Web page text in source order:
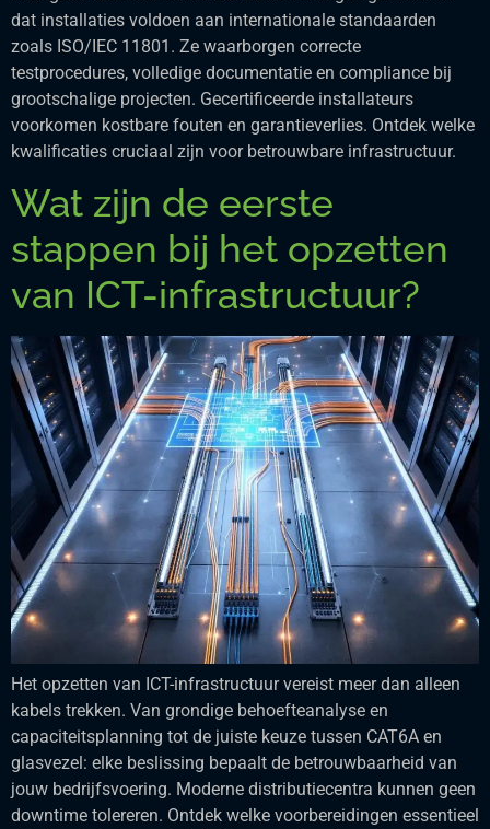
dat installaties voldoen aan internationale standaarden
zoals ISO/IEC 11801. Ze waarborgen correcte
testprocedures, volledige documentatie en compliance bij
grootschalige projecten. Gecertificeerde installateurs
voorkomen kostbare fouten en garantieverlies. Ontdek welke
kwalificaties cruciaal zijn voor betrouwbare infrastructuur.
Wat zijn de eerste
stappen bij het opzetten
van ICT-infrastructuur?
Het opzetten van ICT-infrastructuur vereist meer dan alleen
kabels trekken. Van grondige behoefteanalyse en
capaciteitsplanning tot de juiste keuze tussen CAT6A en
glasvezel: elke beslissing bepaalt de betrouwbaarheid van
jouw bedrijfsvoering. Moderne distributiecentra kunnen geen
downtime tolereren. Ontdek welke voorbereidingen essentieel